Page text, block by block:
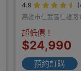
4.9
高雄市仁武區仁雄路
超低價！
$24,990
預約訂購